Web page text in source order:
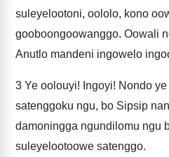
suleyelootoni, oololo, kono
gooboongoowanggo. Oowali
Anutlo mandeni ingowelo
3 Ye oolouyi! Ingoyi! Nondo
satenggoku ngu, bo Sipsip
damoningga ngundilomu ngu
suleyelootoowe satenggo.